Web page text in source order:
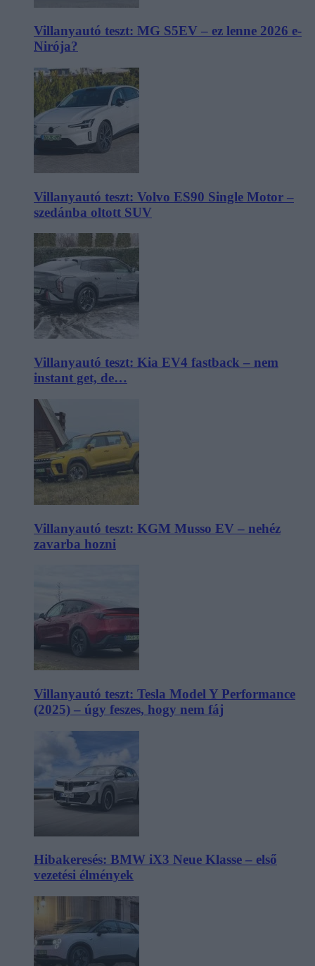
Villanyautó teszt: MG S5EV – ez lenne 2026 e-
Nirója?
Villanyautó teszt: Volvo ES90 Single Motor –
szedánba oltott SUV
Villanyautó teszt: Kia EV4 fastback – nem
instant get, de…
Villanyautó teszt: KGM Musso EV – nehéz
zavarba hozni
Villanyautó teszt: Tesla Model Y Performance
(2025) – úgy feszes, hogy nem fáj
Hibakeresés: BMW iX3 Neue Klasse – első
vezetési élmények